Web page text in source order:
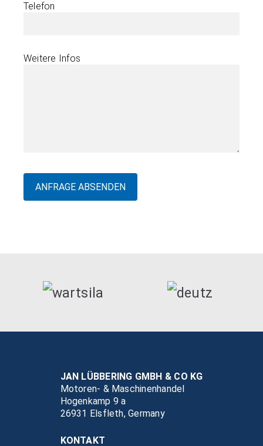
Telefon
Weitere Infos
JAN LÜBBERING GMBH & CO KG
Motoren- & Maschinenhandel
Hogenkamp 9 a
26931 Elsfleth, Germany
KONTAKT